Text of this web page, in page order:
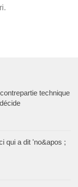
technique
qui a dit 'no&apos ;